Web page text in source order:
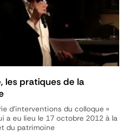
les pratiques de la
d'interventions du colloque «
a eu lieu le 17 octobre 2012 à la
du patrimoine